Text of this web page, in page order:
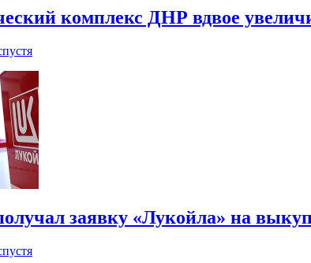
комплекс ДНР вдвое
заявку «Лукойла» на